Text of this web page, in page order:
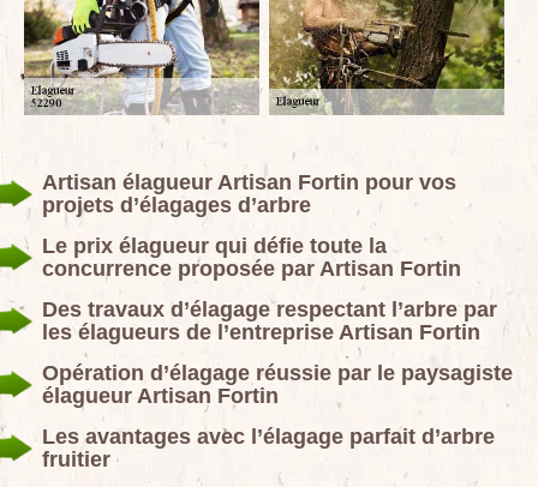
Artisan élagueur Artisan Fortin pour vos
projets d’élagages d’arbre
Le prix élagueur qui défie toute la
concurrence proposée par Artisan Fortin
Des travaux d’élagage respectant l’arbre par
les élagueurs de l’entreprise Artisan Fortin
Opération d’élagage réussie par le paysagiste
élagueur Artisan Fortin
Les avantages avec l’élagage parfait d’arbre
fruitier